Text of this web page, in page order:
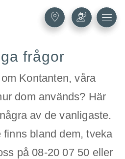
frågor
Kontanten, våra
dom används? Här
av de vanligaste.
finns bland dem, tveka
på 08‑20 07 50 eller